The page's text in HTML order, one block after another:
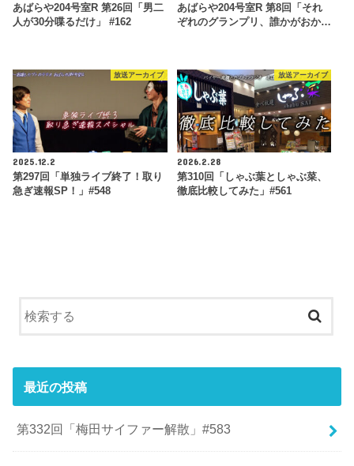
あばらや204号室R 第26回「男二
人が30分喋るだけ」 #162
あばらや204号室R 第8回「それ
ぞれのグランプリ、誰かがおか…
放送アーカイブ
2025.12.2
第297回「単独ライブ終了！取り
急ぎ速報SP！」#548
放送アーカイブ
2026.2.28
第310回「しゃぶ葉としゃぶ菜、
徹底比較してみた」#561
最近の投稿
第332回「梅田サイファー解散」#583